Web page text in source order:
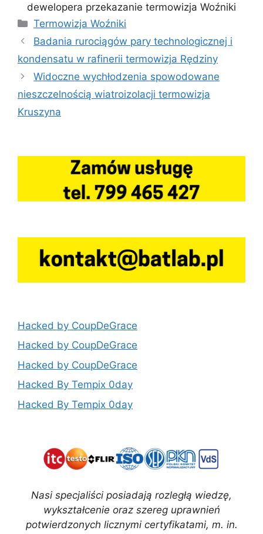
dewelopera przekazanie termowizja Woźniki
Kategorie
Termowizja Woźniki
Badania rurociągów pary technologicznej i
kondensatu w rafinerii termowizja Rędziny
Widoczne wychłodzenia spowodowane
nieszczelnością wiatroizolacji termowizja
Kruszyna
Hacked by CoupDeGrace
Hacked by CoupDeGrace
Hacked by CoupDeGrace
Hacked By Tempix 0day
Hacked By Tempix 0day
Nasi specjaliści posiadają rozległą wiedzę,
wykształcenie oraz szereg uprawnień
potwierdzonych licznymi certyfikatami, m. in.